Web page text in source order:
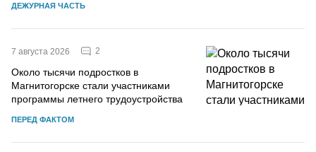
ДЕЖУРНАЯ ЧАСТЬ
7 августа 2026 2
Около тысячи подростков в
Магнитогорске стали участниками
программы летнего трудоустройства
ПЕРЕД ФАКТОМ